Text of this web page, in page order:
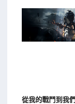
從我的戰鬥到我